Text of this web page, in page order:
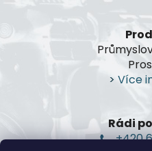
> Více
Rádi
+420